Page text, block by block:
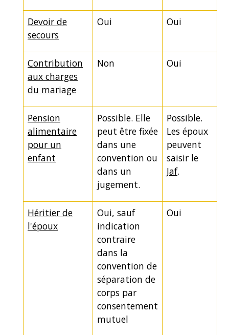
Devoir de
secours
Oui Oui
Contribution
aux charges
du mariage
Non Oui
Pension
alimentaire
pour un
enfant
Possible. Elle
peut être fixée
dans une
convention ou
dans un
jugement.
Possible.
Les époux
peuvent
saisir le
Jaf.
Héritier de
l'époux
Oui, sauf
indication
contraire
dans la
convention de
séparation de
corps par
consentement
mutuel
Oui